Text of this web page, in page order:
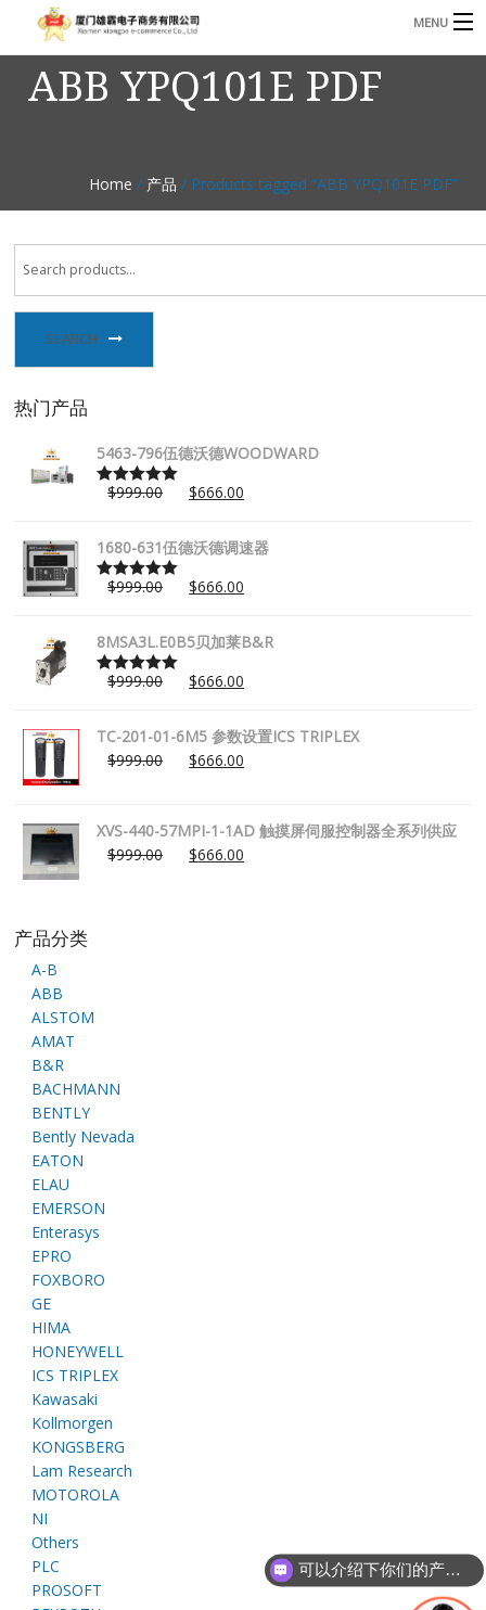
MENU
3221366881@qq.com Phone: +86 17750010683
关于我们
ABB YPQ101E PDF
Home / 产品 / Products tagged “ABB YPQ101E PDF”
SEARCH
热门产品
5463-796伍德沃德WOODWARD
Rated5.00
$999.00 $666.00
1680-631伍德沃德调速器
Rated5.00
$999.00 $666.00
8MSA3L.E0B5贝加莱B&R
Rated5.00
$999.00 $666.00
TC-201-01-6M5 参数设置ICS TRIPLEX
$999.00 $666.00
XVS-440-57MPI-1-1AD 触摸屏伺服控制器全系列供应
$999.00 $666.00
产品分类
A-B
ABB
ALSTOM
AMAT
B&R
BACHMANN
BENTLY
Bently Nevada
EATON
ELAU
EMERSON
Enterasys
EPRO
FOXBORO
GE
HIMA
HONEYWELL
ICS TRIPLEX
Kawasaki
Kollmorgen
KONGSBERG
Lam Research
MOTOROLA
NI
Others
PLC
PROSOFT
可以介绍下你们的产品么